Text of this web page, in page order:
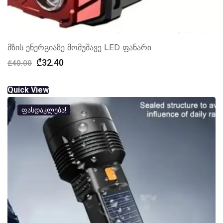
მზის ენერგიაზე მომუშავე LED ფანარი
₾40.00 Original
was:
₾40.00.
₾32.40Current
₾32.40.
Quick View
ფასდაკლება!